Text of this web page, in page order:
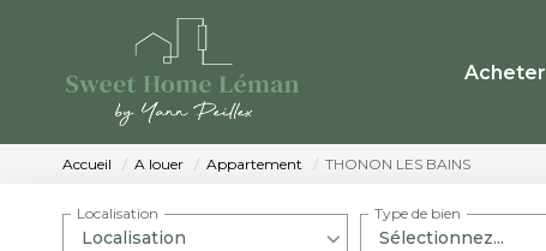
Acheter
Accueil A louer Appartement THONON LES BAINS
Localisation
Localisation
Sélectionnez...
Type de bien